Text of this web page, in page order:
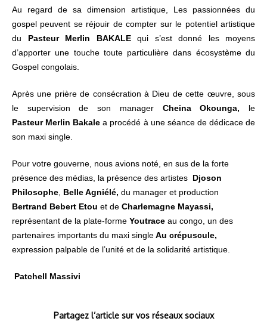
Au regard de sa dimension artistique, Les passionnées du
gospel peuvent se réjouir de compter sur le potentiel artistique
du Pasteur Merlin BAKALEqui s’est donné les moyens
d’apporter une touche toute particulière dans écosystème du
Gospel congolais.
Après une prière de consécration à Dieu de cette œuvre, sous
le supervision de son manager Cheina Okounga, le
Pasteur Merlin Bakale a procédé à une séance de dédicace de
son maxi single.
Pour votre gouverne, nous avions noté, en sus de la forte
présence des médias, la présence des artistes Djoson
Philosophe Belle Agniélé, du manager et production
Bertrand Bebert Etou et de Charlemagne Mayassi,
représentant de la plate-forme Youtrace au congo, un des
partenaires importants du maxi singleAu crépuscule,
expression palpable de l’unité et de la solidarité artistique.
Patchell Massivi
Partagez l’article sur vos réseaux sociaux